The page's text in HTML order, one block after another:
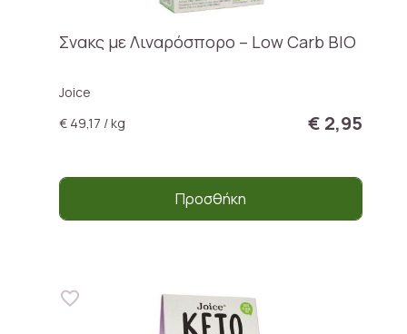
Σνακς με Λιναρόσπορο – Low Carb BIO
Joice
€ 49,17 / kg
€ 2,95
Προσθήκη